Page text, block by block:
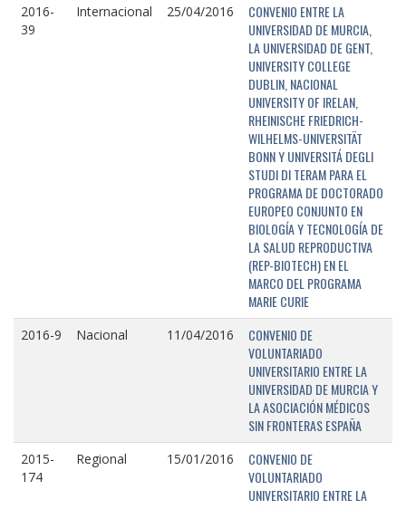
2016-
39
Internacional 25/04/2016
CONVENIO ENTRE LA
UNIVERSIDAD DE MURCIA,
LA UNIVERSIDAD DE GENT,
UNIVERSITY COLLEGE
DUBLIN, NACIONAL
UNIVERSITY OF IRELAN,
RHEINISCHE FRIEDRICH-
WILHELMS-UNIVERSITÄT
BONN Y UNIVERSITÁ DEGLI
STUDI DI TERAM PARA EL
PROGRAMA DE DOCTORADO
EUROPEO CONJUNTO EN
BIOLOGÍA Y TECNOLOGÍA DE
LA SALUD REPRODUCTIVA
(REP-BIOTECH) EN EL
MARCO DEL PROGRAMA
MARIE CURIE
2016-9 Nacional 11/04/2016
CONVENIO DE
VOLUNTARIADO
UNIVERSITARIO ENTRE LA
UNIVERSIDAD DE MURCIA Y
LA ASOCIACIÓN MÉDICOS
SIN FRONTERAS ESPAÑA
2015-
174
Regional 15/01/2016
CONVENIO DE
VOLUNTARIADO
UNIVERSITARIO ENTRE LA